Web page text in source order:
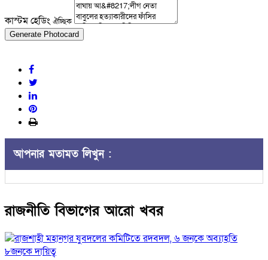
কাস্টম হেডিংঐচ্ছিক
Generate Photocard
আপনার মতামত লিখুন :
রাজনীতি বিভাগের আরো খবর